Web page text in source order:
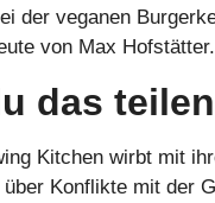
der veganen
von Max Hofstätter.
das
Kitchen wirbt mit
Konflikte mit der